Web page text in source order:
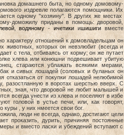
домашнего быта, но одному домовому-
издревле полагаются помощники. Их
одному "хозяину". В других же местах
доможилу приданы в помощь: дворовой,
,водяному- ичетикиишишигивместе
отношений к домовладельцам он
которых он невзлюбит (всегда и
с тела, отбиваясь от корму; он же путает
хлева или конюшни подвешивает убитую
стараются ублажать всякими мерами,
и сивых лошадей (соловых и буланых он
отказаться от покупки лошадей нелюбимой
разостланную в воротах шерстью вверх. С
зная, что дворовой не любит малышей и
всегда унести из хлева и поселяют в избе
головой в устье печи, или, как говорят,
, у них нмеется свои бог.
люди не всегда, однако, достигают цели
проказить, дурить, причиняя постоянные
и вместо ласки и убеждений вступают с